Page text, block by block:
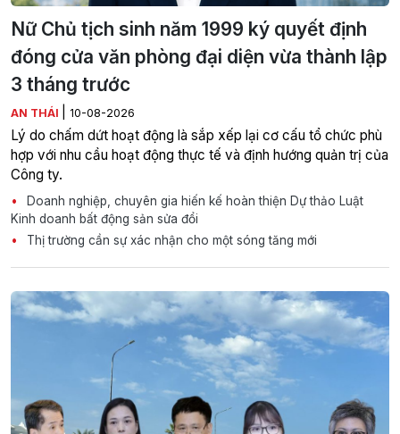
Nữ Chủ tịch sinh năm 1999 ký quyết định
đóng cửa văn phòng đại diện vừa thành lập
3 tháng trước
AN THÁI 10-08-2026
Lý do chấm dứt hoạt động là sắp xếp lại cơ cấu tổ chức phù
hợp với nhu cầu hoạt động thực tế và định hướng quản trị của
Công ty.
Doanh nghiệp, chuyên gia hiến kế hoàn thiện Dự thảo Luật
Kinh doanh bất động sản sửa đổi
Thị trường cần sự xác nhận cho một sóng tăng mới